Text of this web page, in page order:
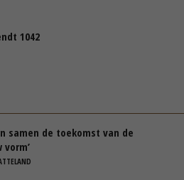
1042
samen de toekomst van de